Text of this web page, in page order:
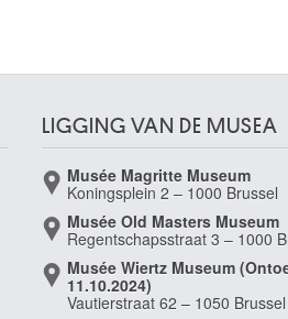
LIGGING VAN DE MUSEA
Musée Magritte Museum
Koningsplein 2 – 1000 Brussel
Musée Old Masters Museum
Regentschapsstraat 3 – 1000
Musée Wiertz Museum
11.10.2024)
Vautierstraat 62 – 1050 Brussel